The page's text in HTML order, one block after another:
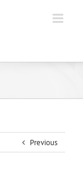
Previous